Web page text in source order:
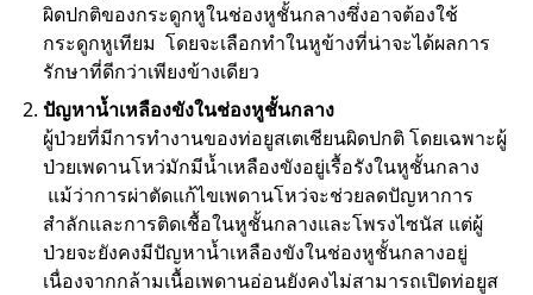
ผิดปกติของกระดูกหูในช่องหูชั้นกลางซึ่งอาจต้องใช้
กระดูกหูเทียม โดยจะเลือกทำในหูข้างที่น่าจะได้ผลการ
รักษาที่ดีกว่าเพียงข้างเดียว
ปัญหาน้ำเหลืองขังในช่องหูชั้นกลาง
ผู้ป่วยที่มีการทำงานของท่อยูสเตเชียนผิดปกติ โดยเฉพาะผู้
ป่วยเพดานโหว่มักมีน้ำเหลืองขังอยู่เรื้อรังในหูชั้นกลาง
แม้ว่าการผ่าตัดแก้ไขเพดานโหว่จะช่วยลดปัญหาการ
สำลักและการติดเชื้อในหูชั้นกลางและโพรงไซนัส แต่ผู้
ป่วยจะยังคงมีปัญหาน้ำเหลืองขังในช่องหูชั้นกลางอยู่
เนื่องจากกล้ามเนื้อเพดานอ่อนยังคงไม่สามารถเปิดท่อยูส